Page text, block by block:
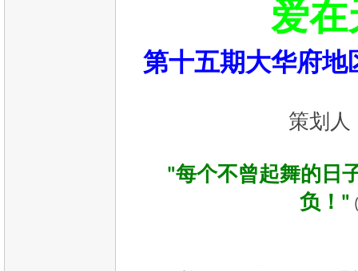
爱在
第十五期大华府地
策划
"每个不曾起舞的日
负！"